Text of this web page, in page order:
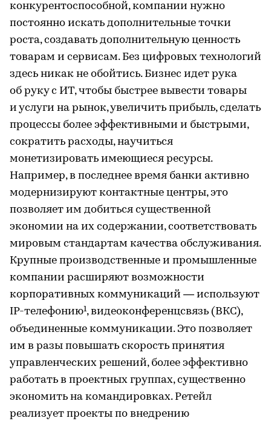
конкурентоспособной, компании нужно
постоянно искать дополнительные точки
роста, создавать дополнительную ценность
товарам и сервисам. Без цифровых технологий
здесь никак не обойтись. Бизнес идет рука
об руку с ИТ, чтобы быстрее вывести товары
и услуги на рынок, увеличить прибыль, сделать
процессы более эффективными и быстрыми,
сократить расходы, научиться
монетизировать имеющиеся ресурсы.
Например, в последнее время банки активно
модернизируют контактные центры, это
позволяет им добиться существенной
экономии на их содержании, соответствовать
мировым стандартам качества обслуживания.
Крупные производственные и промышленные
компании расширяют возможности
корпоративных коммуникаций — используют
IP-телефонию1, видеоконференцсвязь (ВКС),
объединенные коммуникации. Это позволяет
им в разы повышать скорость принятия
управленческих решений, более эффективно
работать в проектных группах, существенно
экономить на командировках. Ретейл
реализует проекты по внедрению